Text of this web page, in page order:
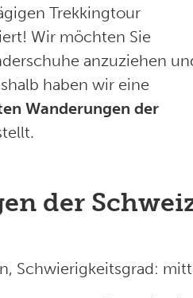
Trekkingtour
Wir möchten Sie
anzuziehen
haben wir eine
Wanderungen der
der
Schwierigkeitsgrad: